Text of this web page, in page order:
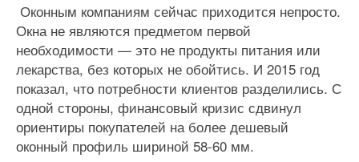
Оконным компаниям сейчас приходится непросто.
Окна не являются предметом первой
необходимости — это не продукты питания или
лекарства, без которых не обойтись. И 2015 год
показал, что потребности клиентов разделились. С
одной стороны, финансовый кризис сдвинул
ориентиры покупателей на более дешевый
оконный профиль шириной 58-60 мм.